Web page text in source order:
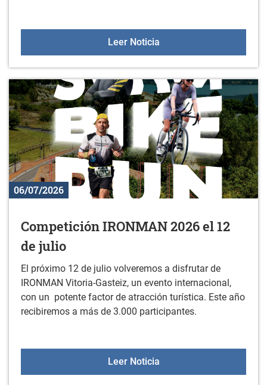
Leer NoticiaActuación de teatro el
06/07/2026
Competición IRONMAN 2026 el 12
de julio
El próximo 12 de julio volveremos a disfrutar de
IRONMAN Vitoria-Gasteiz, un evento internacional,
con un potente factor de atracción turística. Este año
recibiremos a más de 3.000 participantes.
Leer NoticiaCompetición IRONMAN